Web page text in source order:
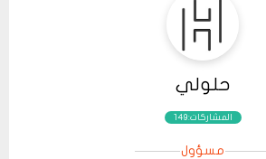
حلولي
المشاركات:149
مسؤول